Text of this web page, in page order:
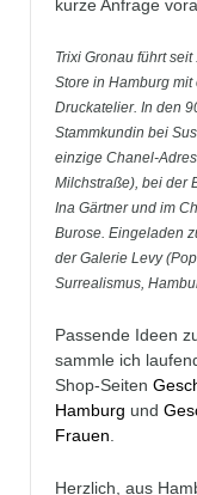
kurze Anfrage
Trixi Gronau führt
Store in Hamburg mit
Druckatelier. In den
Stammkundin bei
einzige Chanel-
Milchstraße), bei der
Ina Gärtner und im
Burose. Eingeladen
der Galerie Levy
Surrealismus,
Passende Ideen
sammle ich
Shop-Seiten
Hamburg und
Frauen
Herzlich, aus